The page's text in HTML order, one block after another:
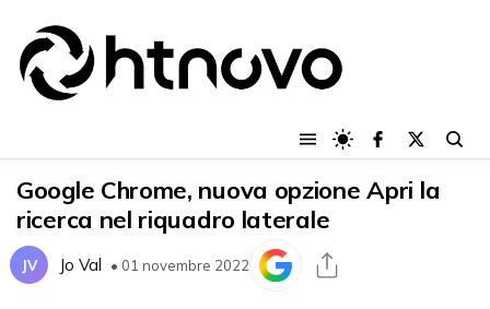
Google Chrome, nuova opzione Apri la
ricerca nel riquadro laterale
JV Jo Val • 01 novembre 2022